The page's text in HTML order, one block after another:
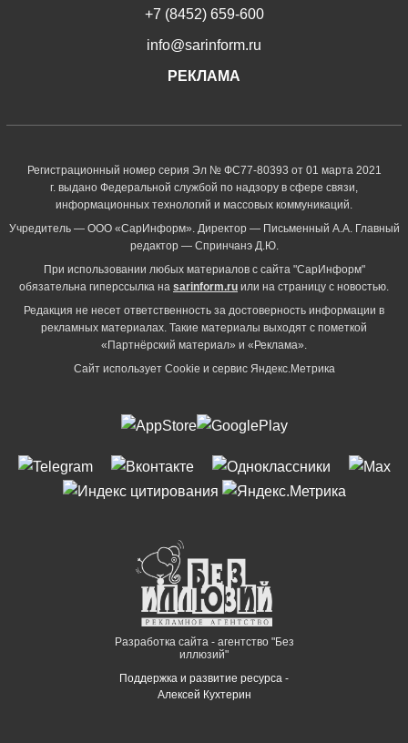
+7 (8452) 659-600
info@sarinform.ru
РЕКЛАМА
Регистрационный номер серия Эл № ФС77-80393 от 01 марта 2021
г. выдано Федеральной службой по надзору в сфере связи,
информационных технологий и массовых коммуникаций.
Учредитель — ООО «СарИнформ». Директор — Письменный А.А. Главный
редактор — Спринчанэ Д.Ю.
При использовании любых материалов с сайта "СарИнформ"
обязательна гиперссылка на sarinform.ru или на страницу с новостью.
Редакция не несет ответственность за достоверность информации в
рекламных материалах. Такие материалы выходят с пометкой
«Партнёрский материал» и «Реклама».
Сайт использует Cookie и сервиc Яндекс.Метрика
Разработка сайта - агентство "Без
иллюзий"
Поддержка и развитие ресурса -
Алексей Кухтерин